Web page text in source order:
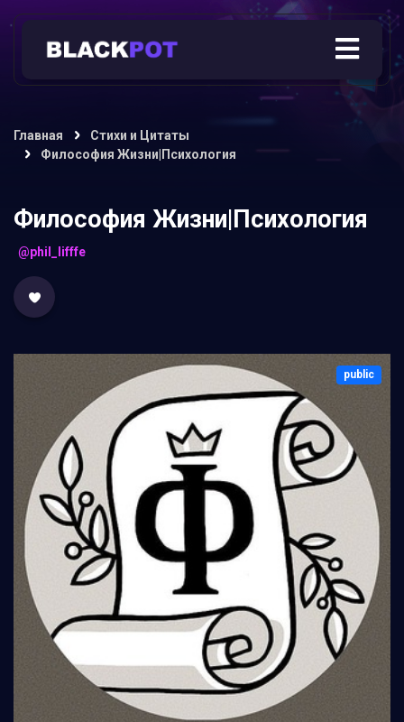
Главная
Стихи и Цитаты
Философия Жизни|Психология
Философия Жизни|Психология
@phil_lifffe
public